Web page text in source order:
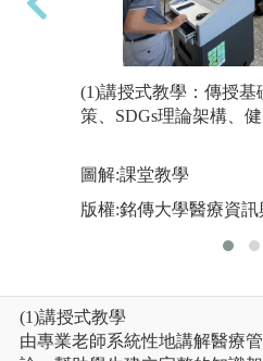
(1)講授式教學：傳授
策、SDGs理論架構、
圖解:課堂教學
版權:銘傳大學醫療資
(1)講授式教學
由專業老師系統性地講解醫療